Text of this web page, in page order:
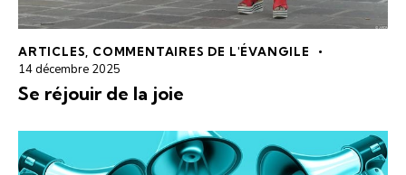
ARTICLES COMMENTAIRES DE L'ÉVANGILE
14 décembre 2025
Se réjouir de la joie